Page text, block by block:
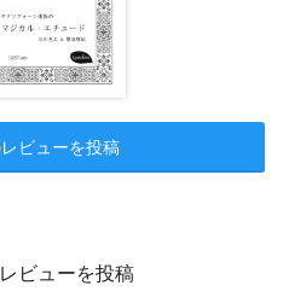
ビューを投稿
ビューを投稿